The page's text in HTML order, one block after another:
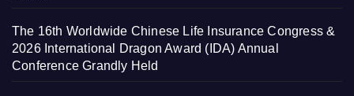
The 16th Worldwide Chinese Life Insurance Congress &
2026 International Dragon Award (IDA) Annual
Conference Grandly Held